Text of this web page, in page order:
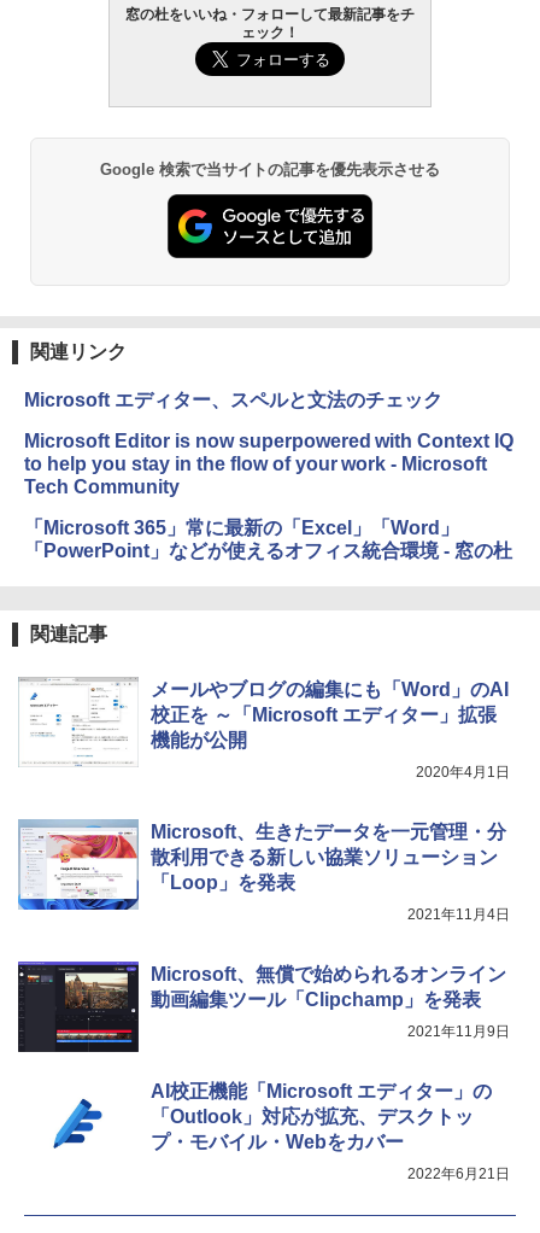
AIイラスト表現辞典: 思い通りの絵を引き
出す プロンプトの言葉 AI画像生成シリー
ズ (はぴーイラストLabo)
ClaudeCode いちばんやさしい 教科書:
方 マニュアル AI副業にもコンテンツ作成
にもKindle出版にも！ 非エンジニアのた
めのAIコーディング入門シリーズ
FM TOWNS ハイパー・カタログ: 本体ハ
ードウェア・市販ソフトウェアのパーフ
ェクトリストと最新エミュレータ紹介
Amazon Kindle - 目に優しい、かさばら
ない、大きな画面で読みやすい、6週間持
続バッテリー、6インチディスプレイ電子
￥16,980
Kindle Paperwhite シグニチャーエディ
ション (32GB) 7インチディスプレイ、明
ージ、防水、7インチカラーディスプレ
イ、色調調節ライト、最大8週間持続バッ
￥31,980
整、色調調節ライト、プレミアムペン付
き、グラファイト
￥115,980
窓の杜をいいね・フォローして最新記事をチ
ェック！
Google 検索で当サイトの記事を優先表示させる
関連リンク
Microsoft エディター、スペルと文法のチェック
Microsoft Editor is now superpowered with Context IQ
to help you stay in the flow of your work - Microsoft
Tech Community
「Microsoft 365」常に最新の「Excel」「Word」
「PowerPoint」などが使えるオフィス統合環境 - 窓の杜
関連記事
メールやブログの編集にも「Word」のAI
校正を ～「Microsoft エディター」拡張
機能が公開
2020年4月1日
Microsoft、生きたデータを一元管理・分
散利用できる新しい協業ソリューション
「Loop」を発表
2021年11月4日
Microsoft、無償で始められるオンライン
動画編集ツール「Clipchamp」を発表
2021年11月9日
AI校正機能「Microsoft エディター」の
「Outlook」対応が拡充、デスクトッ
プ・モバイル・Webをカバー
2022年6月21日